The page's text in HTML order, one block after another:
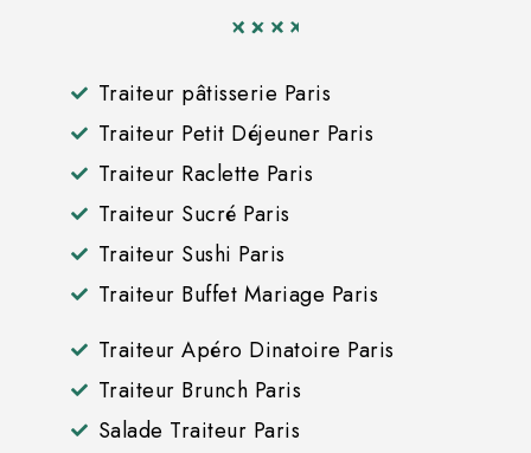
Traiteur pâtisserie Paris
Traiteur Petit Déjeuner Paris
Traiteur Raclette Paris
Traiteur Sucré Paris
Traiteur Sushi Paris
Traiteur Buffet Mariage Paris
Traiteur Apéro Dinatoire Paris
Traiteur Brunch Paris
Salade Traiteur Paris